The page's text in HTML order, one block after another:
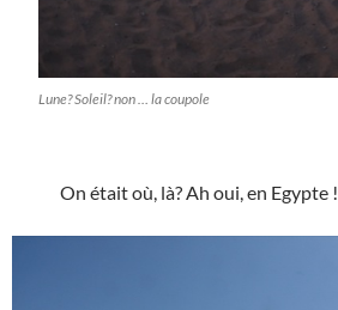
Lune? Soleil? non … la coupole
On était où, là? Ah oui, en Egypte !